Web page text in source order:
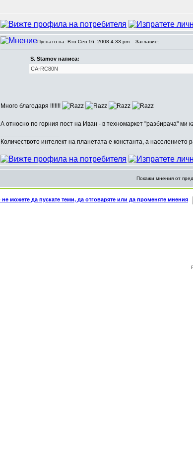
Пуснато на: Вто Сеп 16, 2008 4:33 pm Заглавие:
S. Stamov написа:
CA-RC80N
Много благодаря !!!!!!!
А относно по горния пост на Иван - в техномаркет "разбирача" ми
Количеството интелект на планетата е константа, а населението
Покажи мнения от